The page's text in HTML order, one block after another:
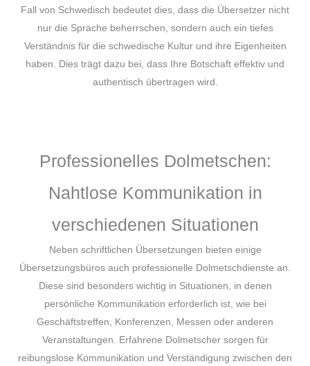
Fall von Schwedisch bedeutet dies, dass die Übersetzer nicht
nur die Sprache beherrschen, sondern auch ein tiefes
Verständnis für die schwedische Kultur und ihre Eigenheiten
haben. Dies trägt dazu bei, dass Ihre Botschaft effektiv und
authentisch übertragen wird.
Professionelles Dolmetschen:
Nahtlose Kommunikation in
verschiedenen Situationen
Neben schriftlichen Übersetzungen bieten einige
Übersetzungsbüros auch professionelle Dolmetschdienste an.
Diese sind besonders wichtig in Situationen, in denen
persönliche Kommunikation erforderlich ist, wie bei
Geschäftstreffen, Konferenzen, Messen oder anderen
Veranstaltungen. Erfahrene Dolmetscher sorgen für
reibungslose Kommunikation und Verständigung zwischen den